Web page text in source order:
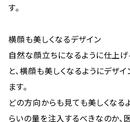
す。
横顔も美しくなるデザイン
自然な顔立ちになるように仕上
と、横顔も美しくなるようにデザ
ます。
どの方向からも見ても美しくなる
らいの量を注入するべきなのか